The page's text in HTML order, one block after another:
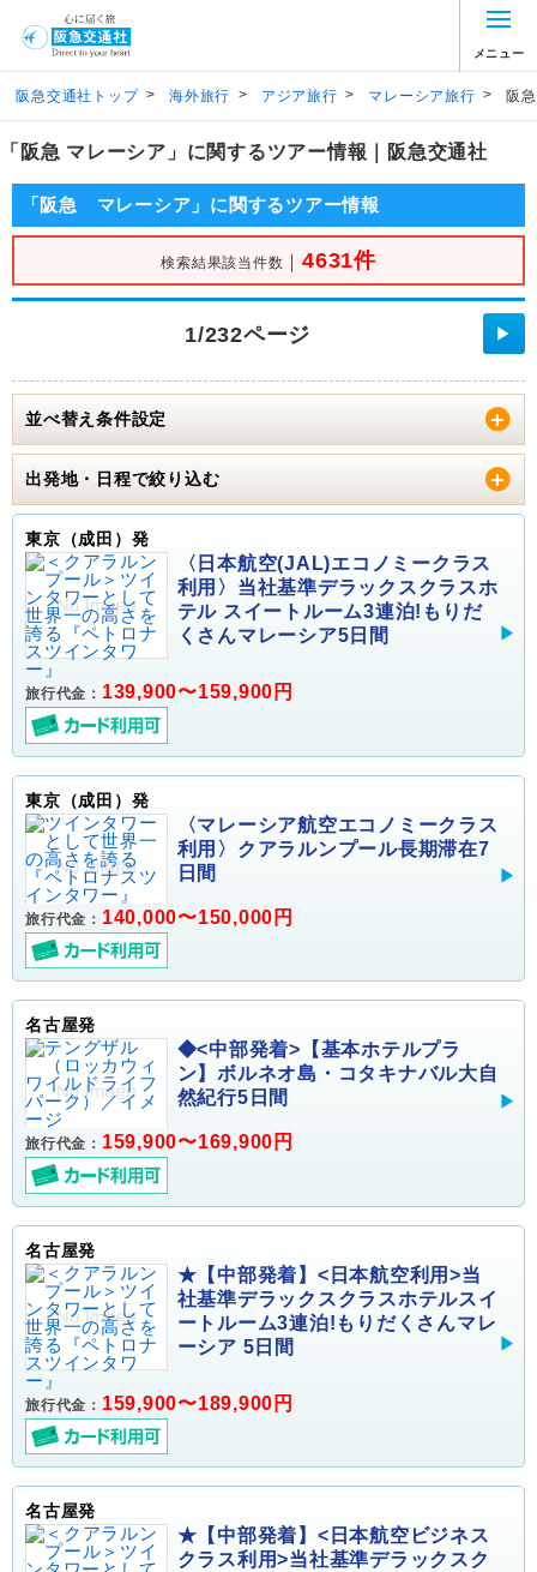
メニュー
阪急交通社トップ > 海外旅行 > アジア旅行 > マレーシア旅行 > 阪
「阪急 マレーシア」に関するツアー情報｜阪急交通社
「阪急 マレーシア」に関するツアー情報
検索結果該当件数 ｜ 4631件
1/232ページ ▶
並べ替え条件設定
出発地・日程で絞り込む
東京（成田）発
〈日本航空(JAL)エコノミークラス
利用〉当社基準デラックスクラスホ
テル スイートルーム3連泊!もりだ
くさんマレーシア5日間
旅行代金： 139,900〜159,900円
東京（成田）発
〈マレーシア航空エコノミークラス
利用〉クアラルンプール長期滞在7
日間
旅行代金： 140,000〜150,000円
名古屋発
◆<中部発着>【基本ホテルプラ
ン】ボルネオ島・コタキナバル大自
然紀行5日間
旅行代金： 159,900〜169,900円
名古屋発
★【中部発着】<日本航空利用>当
社基準デラックスクラスホテルスイ
ートルーム3連泊!もりだくさんマレ
ーシア 5日間
旅行代金： 159,900〜189,900円
名古屋発
★【中部発着】<日本航空ビジネス
クラス利用>当社基準デラックスク